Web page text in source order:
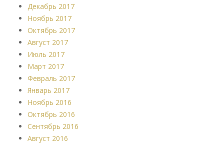
Декабрь 2017
Ноябрь 2017
Октябрь 2017
Август 2017
Июль 2017
Март 2017
Февраль 2017
Январь 2017
Ноябрь 2016
Октябрь 2016
Сентябрь 2016
Август 2016